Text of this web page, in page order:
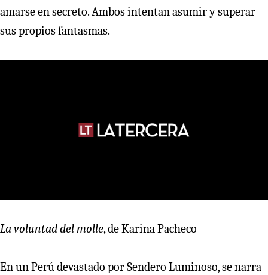
amarse en secreto. Ambos intentan asumir y superar
sus propios fantasmas.
La voluntad del molle, de Karina Pacheco
En un Perú devastado por Sendero Luminoso, se narra